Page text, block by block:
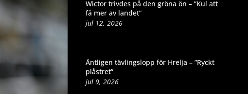
Wictor trivdes på den gröna ön – ”Kul att
få mer av landet”
jul 12, 2026
Äntligen tävlingslopp för Hrelja – ”Ryckt
plåstret”
jul 9, 2026